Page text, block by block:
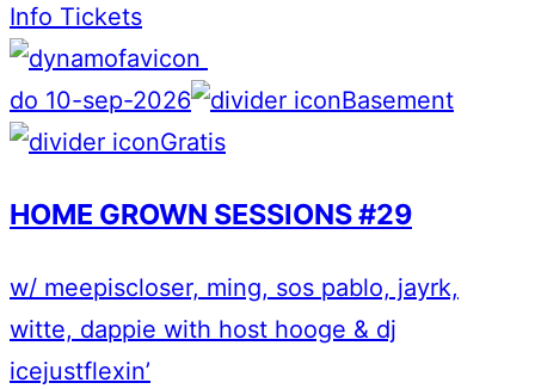
Info Tickets
do 10-sep-2026
Basement
Gratis
HOME GROWN SESSIONS #29
w/ meepiscloser, ming, sos pablo, jayrk,
witte, dappie with host hooge & dj
icejustflexin’